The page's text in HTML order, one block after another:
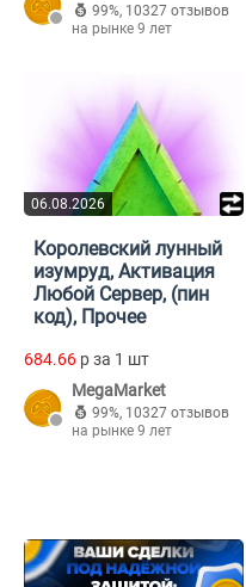
99%, 10327 отзывов
на рынке 9 лет
06.08.2026
Королевский лунный
изумруд, Активация
Любой Сервер, (пин
код), Прочее
684.66 p за 1 шт
MegaMarket
99%, 10327 отзывов
на рынке 9 лет